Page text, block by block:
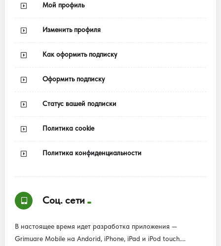
Мой профиль
Изменить профиля
Как оформить подписку
Оформить подписку
Статус вашей подписки
Политика cookie
Политика конфиденциальности
Соц. сети
В настоящее время идет разработка приложения —
Grimuare Mobile на Andorid, iPhone, iPad и iPod touch....